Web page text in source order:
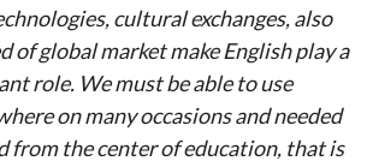
cultural exchanges, also
of global market make English play a
role. We must be able to use
on many occasions and needed
from the center of education, that is